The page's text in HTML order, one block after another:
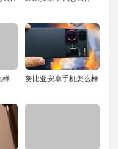
样 努比亚安卓手机怎么样